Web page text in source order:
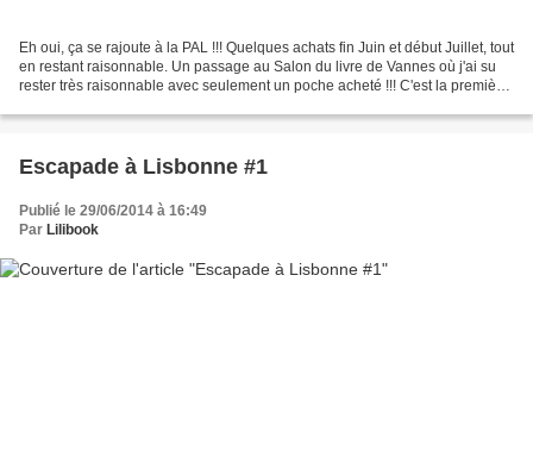
Eh oui, ça se rajoute à la PAL !!! Quelques achats fin Juin et début Juillet, tout
en restant raisonnable. Un passage au Salon du livre de Vannes où j'ai su
rester très raisonnable avec seulement un poche acheté !!! C'est la première
Escapade à Lisbonne #1
Publié le 29/06/2014 à 16:49
Par Lilibook